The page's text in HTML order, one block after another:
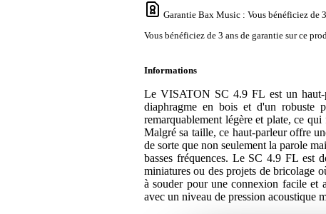
Garantie Bax Music : Vous bénéficiez de
Vous bénéficiez de 3 ans de garantie sur ce
Informations
Le VISATON SC 4.9 FL est un haut-
diaphragme en bois et d'un robuste
remarquablement légère et plate, ce
Malgré sa taille, ce haut-parleur offre
de sorte que non seulement la parole
basses fréquences. Le SC 4.9 FL est
miniatures ou des projets de bricolage
à souder pour une connexion facile et
avec un niveau de pression acoustique